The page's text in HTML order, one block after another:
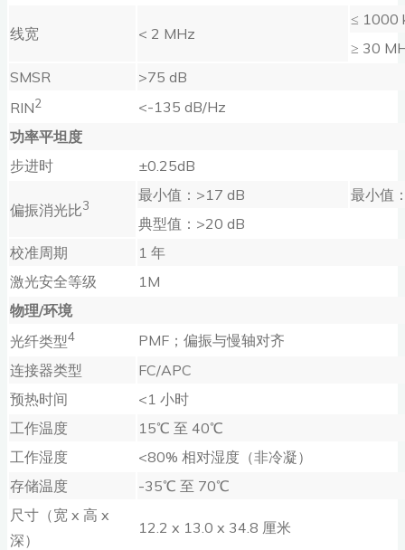
线宽 < 2 MHz
≤ 1000
≥ 30
SMSR
>75 dB
RIN2
<-135 dB/Hz
功率平坦度
步进时
±0.25dB
偏振消光比3
最小值：>17 dB
最小值
典型值：>20 dB
校准周期
1 年
激光安全等级
1M
物理/环境
光纤类型4
PMF；偏振与慢轴对齐
连接器类型
FC/APC
预热时间
<1 小时
工作温度
15℃ 至 40℃
工作湿度
<80% 相对湿度（非冷凝）
存储温度
-35℃ 至 70℃
尺寸（宽 x 高 x
深）
12.2 x 13.0 x 34.8 厘米